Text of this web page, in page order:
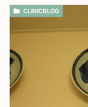
CLINICBLOG